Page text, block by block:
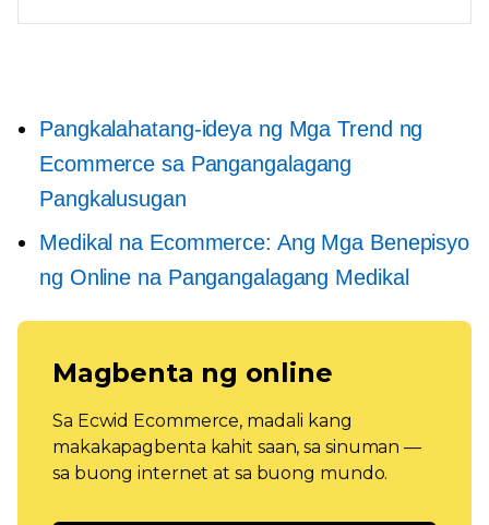
Pangkalahatang-ideya ng Mga Trend ng
Ecommerce sa Pangangalagang
Pangkalusugan
Medikal na Ecommerce: Ang Mga Benepisyo
ng Online na Pangangalagang Medikal
Magbenta ng online
Sa Ecwid Ecommerce, madali kang
makakapagbenta kahit saan, sa sinuman —
sa buong internet at sa buong mundo.